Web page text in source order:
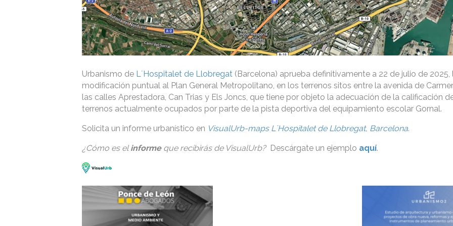
Urbanismo de L´Hospitalet de Llobregat (Barcelona) aprueba definitivamente a 22 de julio de 2025,
modificación puntual al Plan General Metropolitano, en los terrenos sitos entre la avenida de
las calles Aprestadora, Can Trias y Els Joncs, que tiene por objeto la adecuación de la calificación
terrenos actualmente ocupados por parte de la pista deportiva del equipamiento escolar Gornal.
Solicita un informe urbanístico en VisualUrb-maps L´Hospitalet de Llobregat, Barcelona.
¿Cómo es el informe que recibirás de VisualUrb?Descárgate un ejemplo aquí.